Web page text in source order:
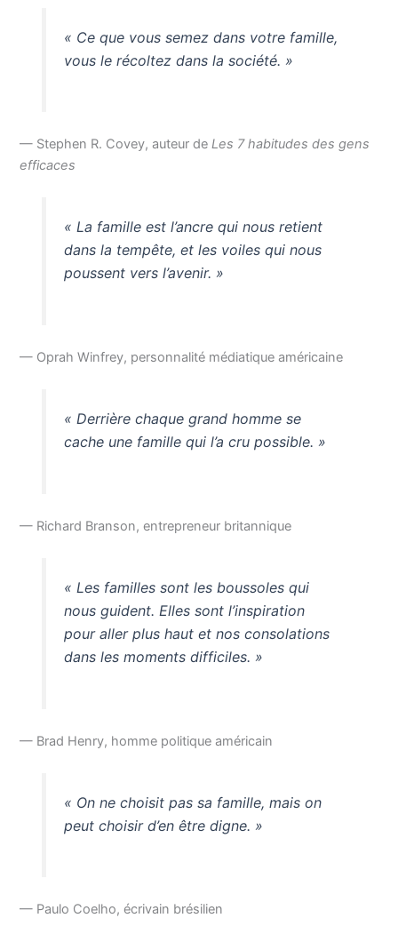
« Ce que vous semez dans votre famille,
vous le récoltez dans la société. »
— Stephen R. Covey, auteur deLes 7 habitudes des gens
efficaces
« La famille est l’ancre qui nous retient
dans la tempête, et les voiles qui nous
poussent vers l’avenir. »
— Oprah Winfrey, personnalité médiatique américaine
« Derrière chaque grand homme se
cache une famille qui l’a cru possible. »
— Richard Branson, entrepreneur britannique
« Les familles sont les boussoles qui
nous guident. Elles sont l’inspiration
pour aller plus haut et nos consolations
dans les moments difficiles. »
— Brad Henry, homme politique américain
« On ne choisit pas sa famille, mais on
peut choisir d’en être digne. »
— Paulo Coelho, écrivain brésilien